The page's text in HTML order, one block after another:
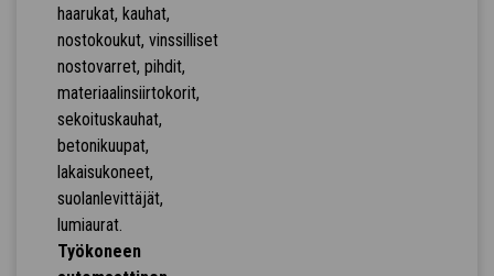
haarukat, kauhat,
nostokoukut, vinssilliset
nostovarret, pihdit,
materiaalinsiirtokorit,
sekoituskauhat,
betonikuupat,
lakaisukoneet,
suolanlevittäjät,
lumiaurat.
Työkoneen